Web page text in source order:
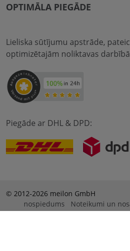
OPTIMĀLA PIEGĀDE
Lieliska sūtījumu apstrāde,
optimizētajām noliktavas
Piegāde ar DHL & DPD:
© 2012-2026 meilon GmbH
nospiedums
Noteikumi un